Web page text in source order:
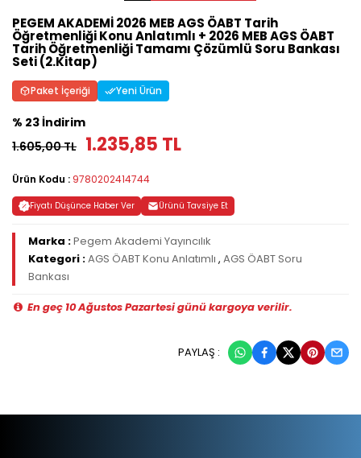
PEGEM AKADEMİ 2026 MEB AGS ÖABT Tarih
Öğretmenliği Konu Anlatımlı + 2026 MEB AGS ÖABT
Tarih Öğretmenliği Tamamı Çözümlü Soru Bankası
Seti (2.Kitap)
Paket İçeriği Yeni Ürün
% 23 İndirim
1.605,00 TL 1.235,85 TL
Ürün Kodu : 9780202414744
Fiyatı Düşünce Haber Ver Ürünü Tavsiye Et
Marka :Pegem Akademi Yayıncılık
Kategori :AGS ÖABT Konu Anlatımlı , AGS ÖABT Soru
Bankası
En geç 10 Ağustos Pazartesi günü kargoya verilir.
PAYLAŞ :